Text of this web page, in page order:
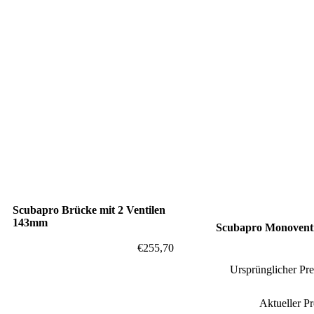
Scubapro Brücke mit 2 Ventilen
143mm
€255,70
Scubapro
Ursprünglicher
Aktueller